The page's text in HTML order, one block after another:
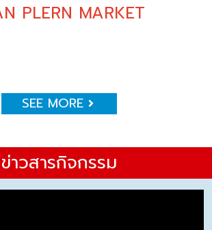
PLERN MARKET
SEE MORE
ข่าวสารกิจกรรม